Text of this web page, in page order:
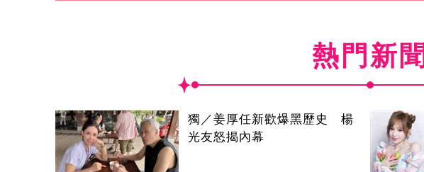
熱門新聞
獨／姜厚任新歡爆黑歷史 楊
光友怒揭內幕